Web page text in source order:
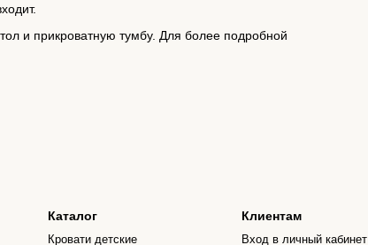
и прикроватную тумбу. Для более подробной
Каталог
Кровати детские
Клиентам
Вход в личный кабинет